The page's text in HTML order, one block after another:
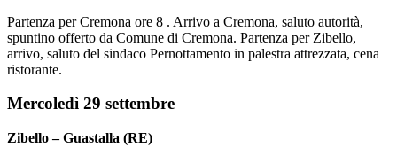
Partenza per Cremona ore 8 . Arrivo a Cremona, saluto autorità,
spuntino offerto da Comune di Cremona. Partenza per Zibello,
arrivo, saluto del sindaco Pernottamento in palestra attrezzata, cena
ristorante.
Mercoledì 29 settembre
Zibello – Guastalla (RE)